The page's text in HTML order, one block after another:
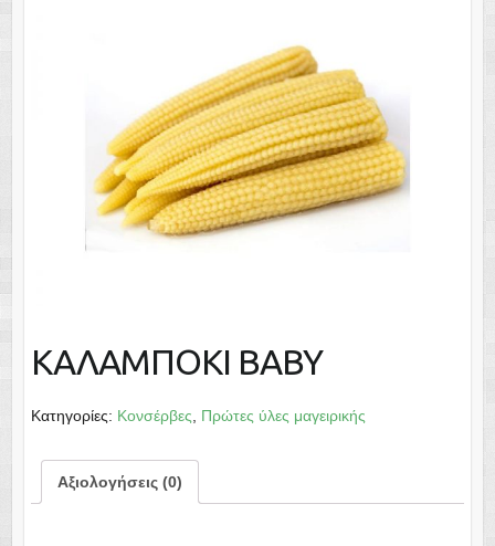
ΚΑΛΑΜΠΟΚΙ ΒΑΒΥ
Κατηγορίες: Κονσέρβες Πρώτες ύλες μαγειρικής
Αξιολογήσεις (0)